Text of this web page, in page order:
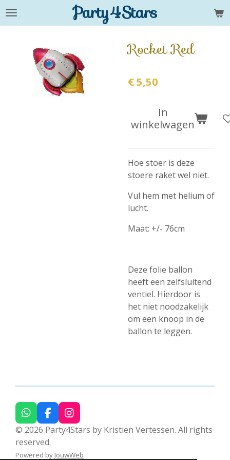
Ga
hoofdinhoud
Party4Stars
Rocket Red
€ 5,50
In
winkelwagen
Hoe stoer is deze
stoere raket wel niet.
Vul hem met helium of
lucht.
Maat: +/- 76cm
Deze folie ballon
heeft een zelfsluitend
ventiel. Hierdoor is
het niet noodzakelijk
om een knoop in de
ballon te leggen.
W
h
a
t
s
F
a
c
e
b
I
n
s
a
© 2026 Party4Stars by Kristien Vertessen. All rights
reserved.
Powered by JouwWeb